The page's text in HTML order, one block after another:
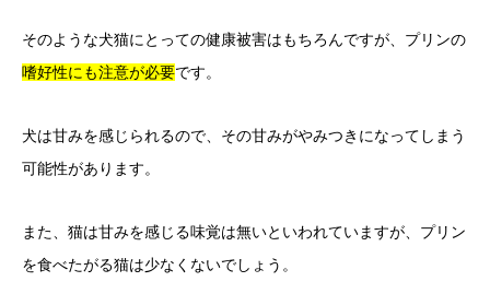
そのような犬猫にとっての健康被害はもちろんですが、プリンの
嗜好性にも注意が必要です。
犬は甘みを感じられるので、その甘みがやみつきになってしまう
可能性があります。
また、猫は甘みを感じる味覚は無いといわれていますが、プリン
を食べたがる猫は少なくないでしょう。